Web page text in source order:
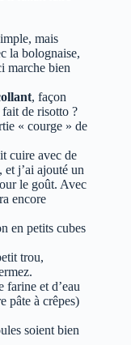
mais
la bolognaise,
marche bien
, façon
fait de risotto ?
« courge » de
cuire avec de
et j’ai ajouté un
le goût. Avec
encore
en petits cubes
trou,
farine et d’eau
pâte à crêpes)
soient bien